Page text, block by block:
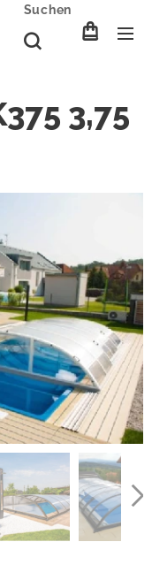
Suchen
3,75